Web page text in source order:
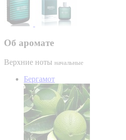
Об аромате
Верхние ноты начальные
Бергамот